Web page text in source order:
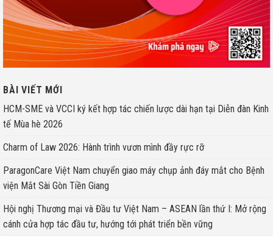
BÀI VIẾT MỚI
HCM-SME và VCCI ký kết hợp tác chiến lược dài hạn tại Diễn đàn Kinh
tế Mùa hè 2026
Charm of Law 2026: Hành trình vươn mình đầy rực rỡ
ParagonCare Việt Nam chuyển giao máy chụp ảnh đáy mắt cho Bệnh
viện Mắt Sài Gòn Tiền Giang
Hội nghị Thương mại và Đầu tư Việt Nam – ASEAN lần thứ I: Mở rộng
cánh cửa hợp tác đầu tư, hướng tới phát triển bền vững